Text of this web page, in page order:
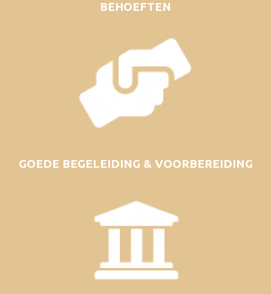
BEHOEFTEN
GOEDE BEGELEIDING & VOORBEREIDING